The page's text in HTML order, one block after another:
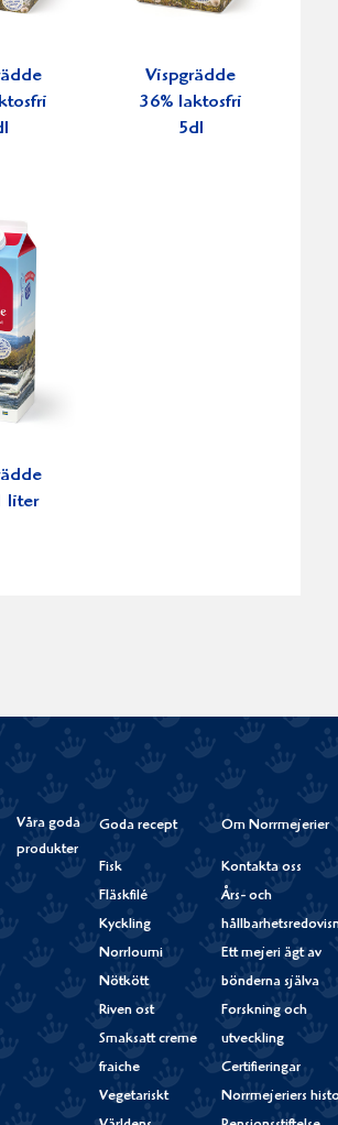
Vispgrädde
36% laktosfri
5dl
liter
Våra goda
produkter
Goda recept
Fisk
Fläskfilé
Kyckling
Norrloumi
Nötkött
Riven ost
Smaksatt creme
fraiche
Vegetariskt
Om Norrmejerier
Kontakta oss
Års- och
Ett mejeri ägt av
bönderna själva
Forskning och
utveckling
Certifieringar
Norrmejeriers